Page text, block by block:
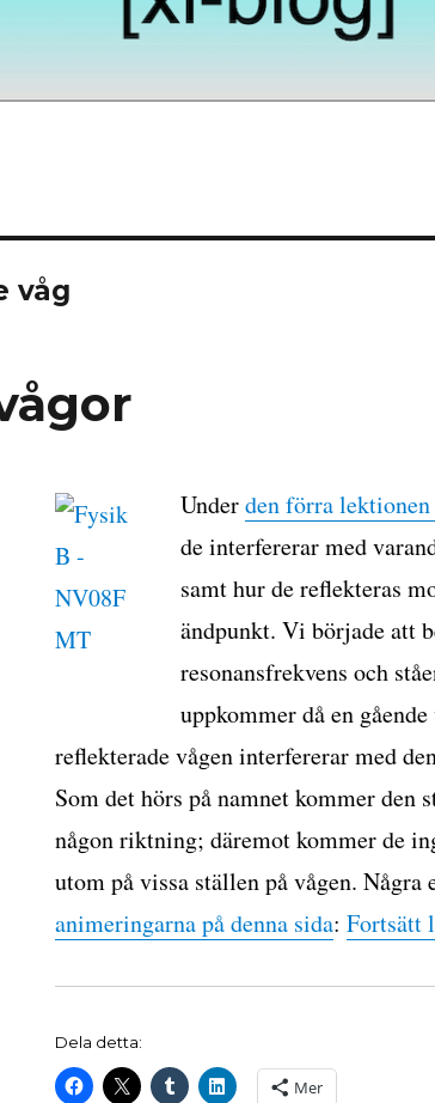
våg
Underden förra lektionen
de interfererar med
samt hur de reflekteras
ändpunkt. Vi började att
resonansfrekvens och
uppkommer då en
reflekterade vågen interfererar med
Som det hörs på namnet kommer den
någon riktning; däremot kommer de
utom på vissa ställen på vågen.
animeringarna på denna sida:Fortsätt
Dela detta:
Mer